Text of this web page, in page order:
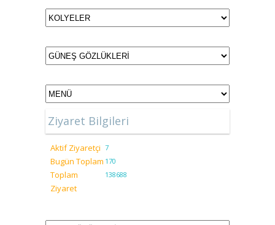
Ziyaret Bilgileri
Aktif Ziyaretçi 7
Bugün Toplam 170
Toplam
Ziyaret
138688